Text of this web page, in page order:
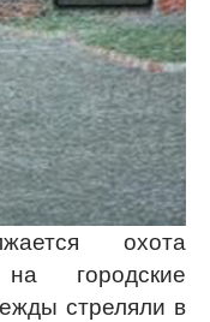
охота
городские
стреляли в